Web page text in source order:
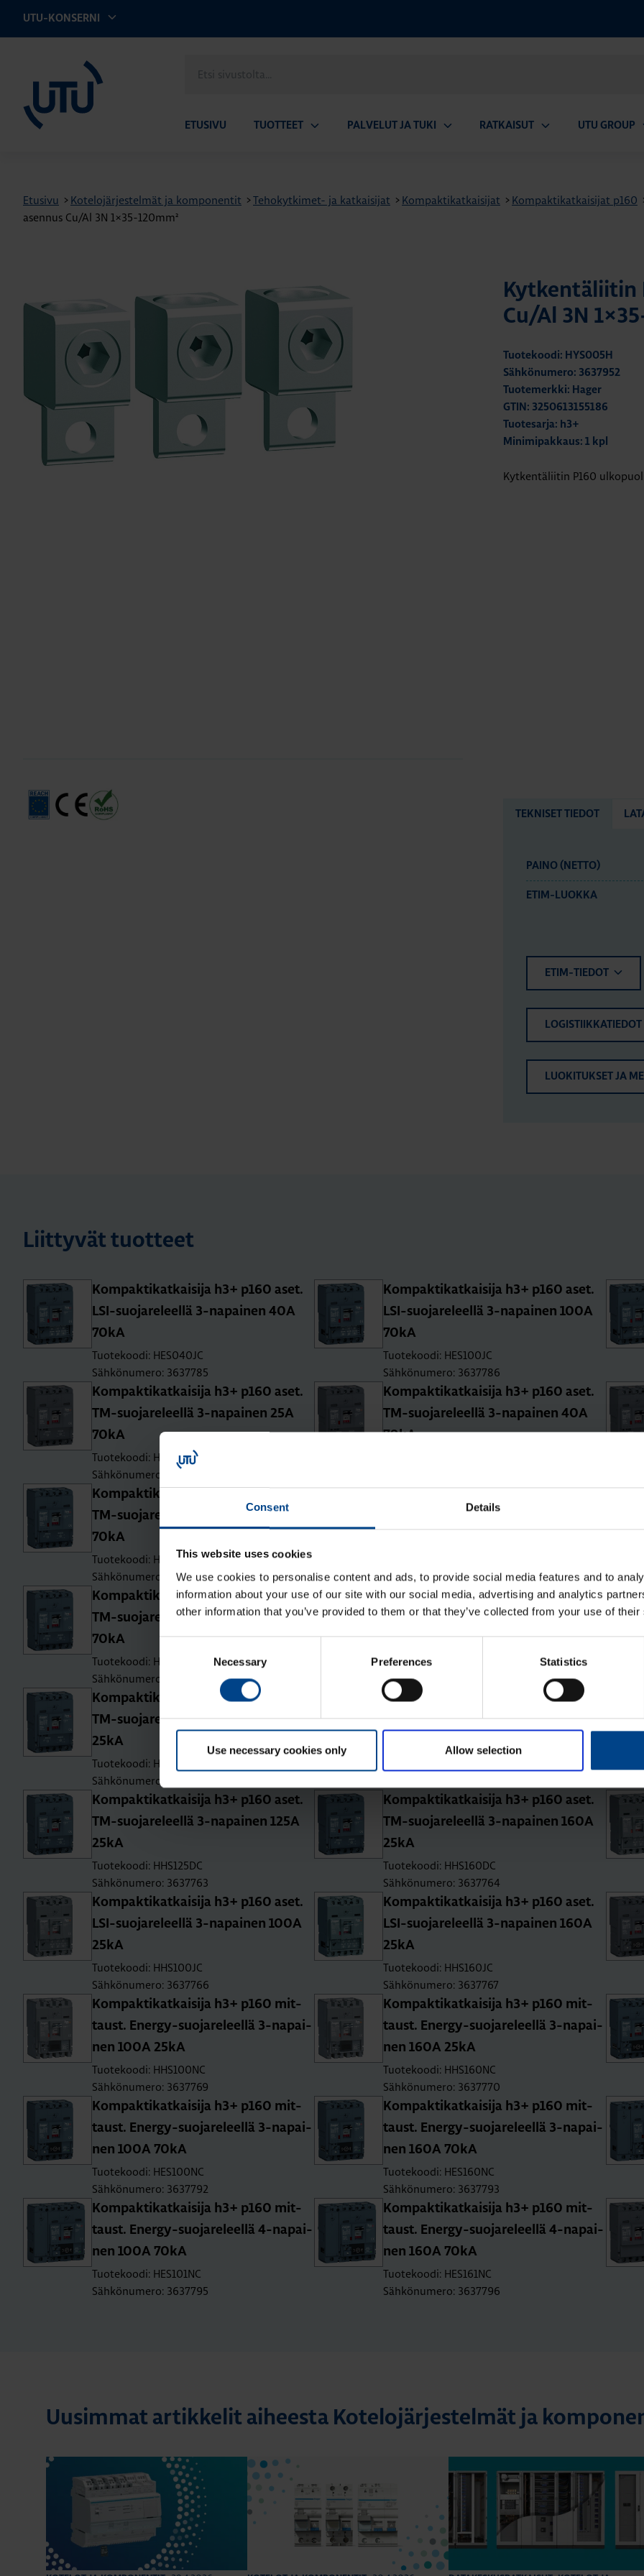
Consent Details
This website uses cookies
We use cookies to personalise content and ads, to provide social media features and to
information about your use of our site with our social media, advertising and analytics
other information that you’ve provided to them or that they’ve collected from your use of
Necessary Preferences Statistics
Use necessary cookies only Allow selection
UTU-KONSERNI
sivustolta
ETUSIVU TUOTTEET PALVELUT JA TUKI RATKAISUT UTU GROUP
Etusivu > Kotelojärjestelmät ja komponentit >Tehokytkimet- ja katkaisijat > Kompaktikatkaisijat > Kompaktikatkaisijat p160
asennus Cu/Al 3N 1×35-120mm²
Kytkentäliitin
Cu/Al 3N
Tuotekoodi: HYS005H
Sähkönumero: 3637952
Tuotemerkki: Hager
GTIN: 3250613155186
Tuotesarja: h3+
Minimipakkaus: 1 kpl
Kytkentäliitin P160
TEKNISET TIEDOT
PAINO (NETTO)
ETIM-LUOKKA
ETIM-TIEDOT
LOGISTIIKKATIEDOT
LUOKITUKSET JA
Liittyvät tuotteet
Kom­pak­ti­kat­kai­si­ja h3+ p160 aset.
LSI-suo­ja­re­leel­lä 3-na­pai­nen 40A
70kA
Tuotekoodi: HES040JC
Sähkönumero: 3637785
Kom­pak­ti­kat­kai­si­ja h3+ p160 aset.
LSI-suo­ja­re­leel­lä 3-na­pai­nen 100A
70kA
Tuotekoodi: HES100JC
Sähkönumero: 3637786
Kom­pak­ti­kat­kai­si­ja h3+ p160 aset.
TM-suo­ja­re­leel­lä 3-na­pai­nen 25A
70kA
Tuotekoodi: HES025DC
Sähkönumero: 3637771
Kom­pak­ti­kat­kai­si­ja h3+ p160 aset.
TM-suo­ja­re­leel­lä 3-na­pai­nen 40A
70kA
Kom­pak­ti­kat­kai­si­ja h3+ p160 aset.
TM-suo­ja­re­leel­lä 3-na­pai­nen 80A
70kA
Tuotekoodi: HES080DC
Sähkönumero: 3637774
TM-suo­ja­re­leel­lä 3-na­pai­nen 100A
Sähkönumero: 3637775
Kom­pak­ti­kat­kai­si­ja h3+ p160 aset.
TM-suo­ja­re­leel­lä 3-na­pai­nen 160A
70kA
Tuotekoodi: HES160DC
Sähkönumero: 3637777
Kom­pak­ti­kat­kai­si­ja h3+ p160 aset.
TM-suo­ja­re­leel­lä 3-na­pai­nen 25A
25kA
Tuotekoodi: HHS025DC
Sähkönumero: 3637758
Kom­pak­ti­kat­kai­si­ja h3+ p160 aset.
TM-suo­ja­re­leel­lä 3-na­pai­nen 63A
25kA
Tuotekoodi: HHS063DC
Sähkönumero: 3637760
Kom­pak­ti­kat­kai­si­ja h3+ p160 aset.
TM-suo­ja­re­leel­lä 3-na­pai­nen 80A
Kom­pak­ti­kat­kai­si­ja h3+ p160 aset.
TM-suo­ja­re­leel­lä 3-na­pai­nen 125A
25kA
Tuotekoodi: HHS125DC
Sähkönumero: 3637763
Kom­pak­ti­kat­kai­si­ja h3+ p160 aset.
TM-suo­ja­re­leel­lä 3-na­pai­nen 160A
25kA
Tuotekoodi: HHS160DC
Sähkönumero: 3637764
Kom­pak­ti­kat­kai­si­ja h3+ p160 aset.
LSI-suo­ja­re­leel­lä 3-na­pai­nen 100A
25kA
Tuotekoodi: HHS100JC
Sähkönumero: 3637766
Kom­pak­ti­kat­kai­si­ja h3+ p160 aset.
LSI-suo­ja­re­leel­lä 3-na­pai­nen 160A
25kA
Tuotekoodi: HHS160JC
Sähkönumero: 3637767
Kom­pak­ti­kat­kai­si­ja h3+ p160 mit­
taust. Ener­gy-suo­ja­re­leel­lä 3-na­pai­
nen 100A 25kA
Tuotekoodi: HHS100NC
Sähkönumero: 3637769
Kom­pak­ti­kat­kai­si­ja h3+ p160 mit­
taust. Ener­gy-suo­ja­re­leel­lä 3-na­pai­
nen 160A 25kA
Tuotekoodi: HHS160NC
Sähkönumero: 3637770
Kom­pak­ti­kat­kai­si­ja h3+ p160 mit­
taust. Ener­gy-suo­ja­re­leel­lä 3-na­pai­
nen 100A 70kA
Tuotekoodi: HES100NC
Sähkönumero: 3637792
Kom­pak­ti­kat­kai­si­ja h3+ p160 mit­
taust. Ener­gy-suo­ja­re­leel­lä 3-na­pai­
nen 160A 70kA
Tuotekoodi: HES160NC
Sähkönumero: 3637793
Kom­pak­ti­kat­kai­si­ja h3+ p160 mit­
taust. Ener­gy-suo­ja­re­leel­lä 4-na­pai­
nen 100A 70kA
Tuotekoodi: HES101NC
Sähkönumero: 3637795
Kom­pak­ti­kat­kai­si­ja h3+ p160 mit­
taust. Ener­gy-suo­ja­re­leel­lä 4-na­pai­
nen 160A 70kA
Tuotekoodi: HES161NC
Sähkönumero: 3637796
Uusimmat artikkelit aiheesta Kotelojärjestelmät ja